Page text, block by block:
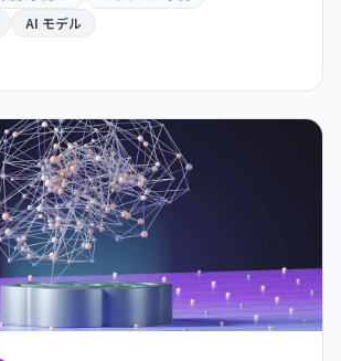
AI モデル